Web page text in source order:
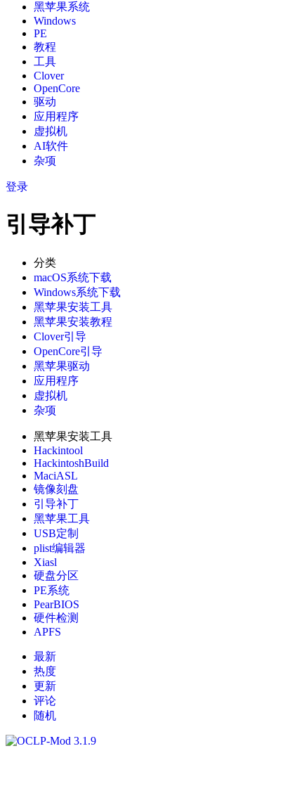
黑苹果系统
Windows
PE
教程
工具
Clover
OpenCore
驱动
应用程序
虚拟机
AI软件
杂项
登录
引导补丁
分类
macOS系统下载
Windows系统下载
黑苹果安装工具
黑苹果安装教程
Clover引导
OpenCore引导
黑苹果驱动
应用程序
虚拟机
杂项
黑苹果安装工具
Hackintool
HackintoshBuild
MaciASL
镜像刻盘
引导补丁
黑苹果工具
USB定制
plist编辑器
Xiasl
硬盘分区
PE系统
PearBIOS
硬件检测
APFS
最新
热度
更新
评论
随机